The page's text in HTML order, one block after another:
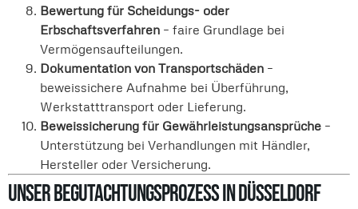
Bewertung für Scheidungs- oder
Erbschaftsverfahren – faire Grundlage bei
Vermögensaufteilungen.
Dokumentation von Transportschäden –
beweissichere Aufnahme bei Überführung,
Werkstatttransport oder Lieferung.
Beweissicherung für Gewährleistungsansprüche –
Unterstützung bei Verhandlungen mit Händler,
Hersteller oder Versicherung.
Unser Begutachtungsprozess in Düsseldorf